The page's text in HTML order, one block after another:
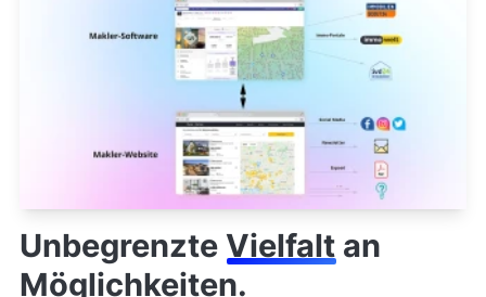
UnbegrenzteVielfaltan
Möglichkeiten.